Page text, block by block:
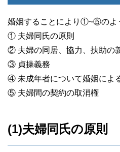
婚姻することにより①~⑤のよ
① 夫婦同氏の原則
② 夫婦の同居、協力、扶助の
③ 貞操義務
④ 未成年者について婚姻によ
⑤ 夫婦間の契約の取消権
(1)夫婦同氏の原則